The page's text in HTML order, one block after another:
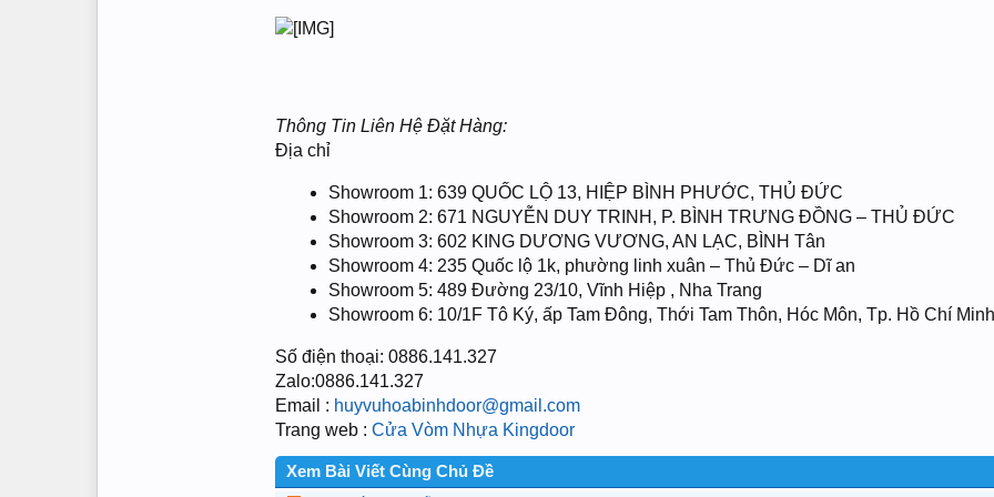
Thông Tin Liên Hệ Đặt Hàng:
Địa chỉ
Showroom 1: 639 QUỐC LỘ 13, HIỆP BÌNH PHƯỚC, THỦ ĐỨC
Showroom 2: 671 NGUYỄN DUY TRINH, P. BÌNH TRƯNG ĐỒNG – THỦ ĐỨC
Showroom 3: 602 KING DƯƠNG VƯƠNG, AN LẠC, BÌNH Tân
Showroom 4: 235 Quốc lộ 1k, phường linh xuân – Thủ Đức – Dĩ an
Showroom 5: 489 Đường 23/10, Vĩnh Hiệp , Nha Trang
Showroom 6: 10/1F Tô Ký, ấp Tam Đông, Thới Tam Thôn, Hóc Môn, Tp. Hồ Chí
Số điện thoại: 0886.141.327
Zalo:0886.141.327
Email : huyvuhoabinhdoor@gmail.com
Trang web : Cửa Vòm Nhựa Kingdoor
Xem Bài Viết Cùng Chủ Đề